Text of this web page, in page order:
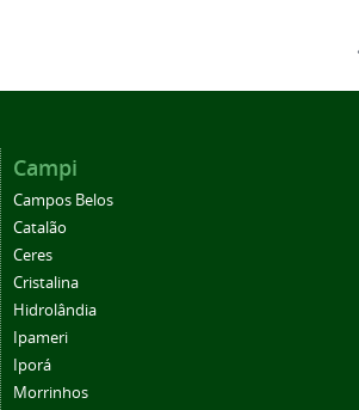
Campi
Campos Belos
Catalão
Ceres
Cristalina
Hidrolândia
Ipameri
Iporá
Morrinhos